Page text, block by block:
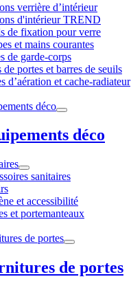
verrière d’intérieur
d'intérieur TREND
de fixation pour verre
et mains courantes
de garde-corps
de portes et barres de seuils
d’aération et cache-radiateur
déco
déco
sanitaires
et accessibilité
et portemanteaux
de portes
de portes